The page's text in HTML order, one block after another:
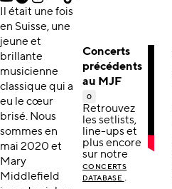
Il était une fois
en Suisse, une
jeune et
brillante
musicienne
classique qui a
eu le cœur
brisé. Nous
sommes en
mai 2020 et
Mary
Middlefield
Concerts
précédents
au MJF
0
Retrouvez
les setlists,
line-ups et
plus encore
sur notre
CONCERTS
DATABASE .